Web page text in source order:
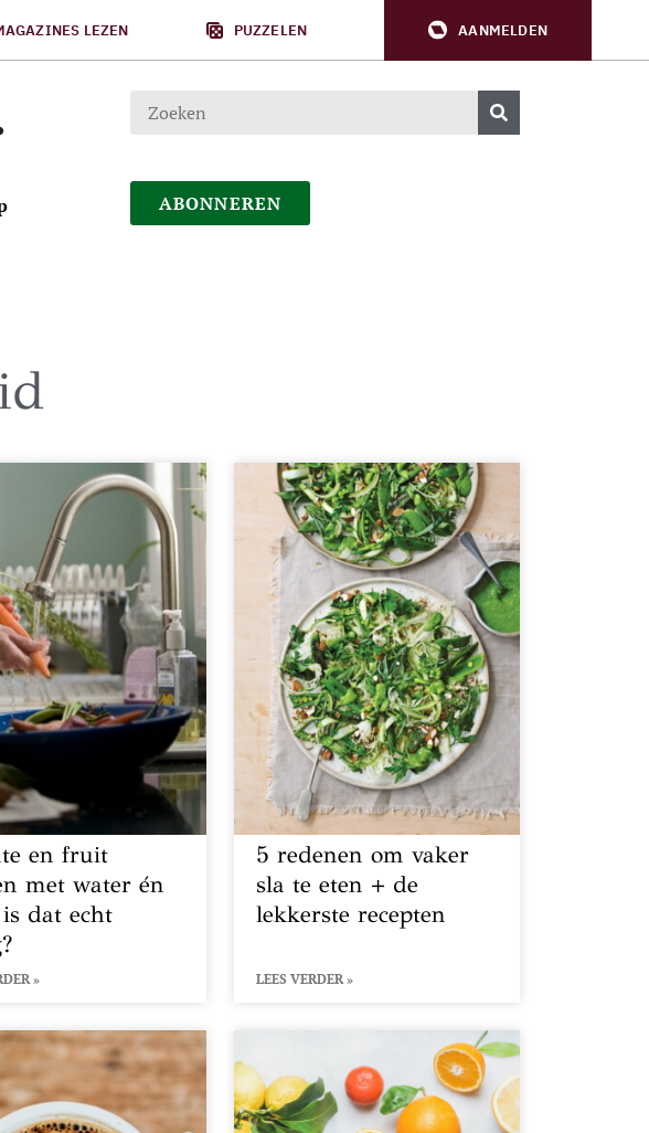
LEZEN PUZZELEN AANMELDEN
ABONNEREN
en fruit
met water én
is dat echt
»
5 redenen om vaker
sla te eten + de
lekkerste recepten
LEES VERDER »